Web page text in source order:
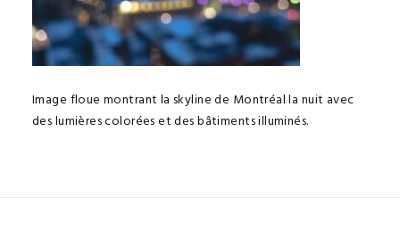
Image floue montrant la skyline de Montréal la nuit avec
des lumières colorées et des bâtiments illuminés.